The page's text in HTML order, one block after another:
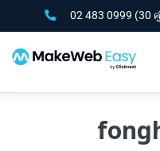
02 483 0999 (30